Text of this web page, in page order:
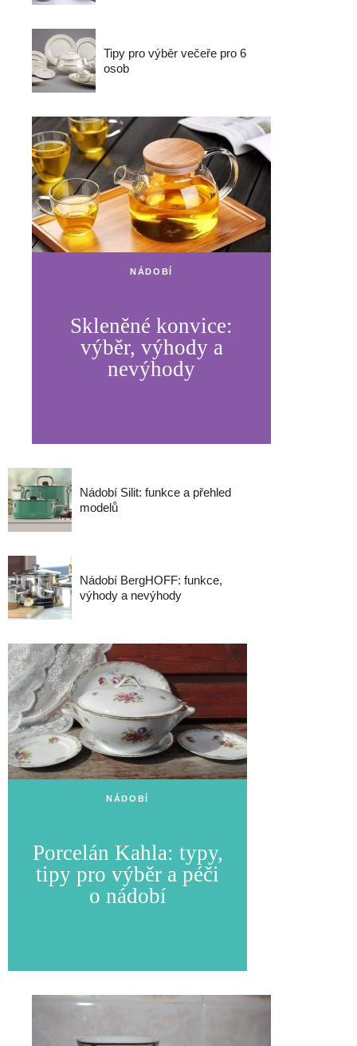
Tipy pro výběr večeře pro 6
osob
NÁDOBÍ
Skleněné konvice:
výběr, výhody a
nevýhody
Nádobí Silit: funkce a přehled
modelů
Nádobí BergHOFF: funkce,
výhody a nevýhody
NÁDOBÍ
Porcelán Kahla: typy,
tipy pro výběr a péči
o nádobí